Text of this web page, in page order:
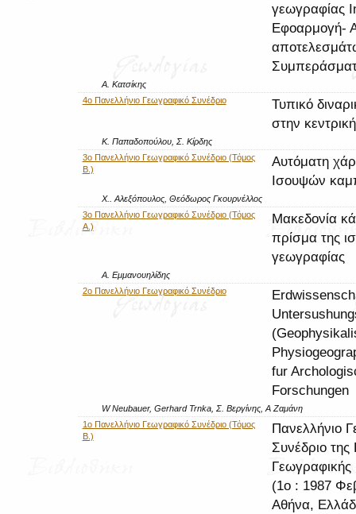
γεωγραφίας
Εφοαρμογή-
Α. Κατσίκης
4ο Πανελλήνιο Γεωγραφικό Συνέδριο
Τυπικό
στην
Κ. Παπαδοπούλου, Σ. Κίρδης
3ο Πανελλήνιο Γεωγραφικό Συνέδριο (Τόμος
Β.)
Αυτόματη
Ισουψών
Χ.. Αλεξόπουλος, Θεόδωρος Γκουρνέλλος
3ο Πανελλήνιο Γεωγραφικό Συνέδριο (Τόμος
Α.)
Μακεδονία
πρίσμα της
γεωγραφίας
Α. Εμμανουηλίδης
2ο Πανελλήνιο Γεωγραφικό Συνέδριο
fur
Forschungen
W Neubauer, Gerhard Trnka, Σ. Βεργίνης, Α Ζαμάνη
1ο Πανελλήνιο Γεωγραφικό Συνέδριο (Τόμος
Β.)
Πανελλήνιο
Συνέδριο της
Γεωγραφικής
(1ο : 1987
Αθήνα,